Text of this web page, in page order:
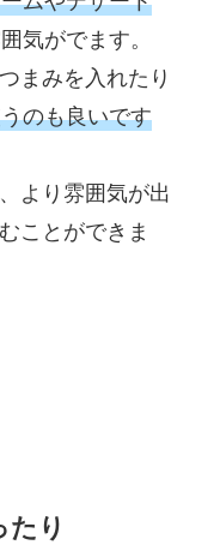
気がでます。
まみを入れたり
のも良いです
より雰囲気が出
ことができま
たり